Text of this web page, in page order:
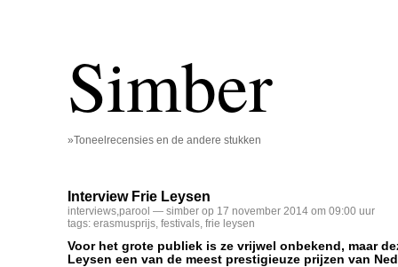
Simber
»Toneelrecensies en de andere stukken
Interview Frie Leysen
interviews,parool — simber op 17 november 2014 om 09:00 uur
tags: erasmusprijs, festivals, frie leysen
Voor het grote publiek is ze vrijwel onbekend, maar
Leysen een van de meest prestigieuze prijzen van